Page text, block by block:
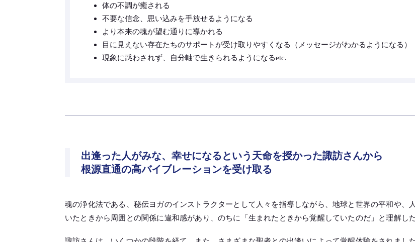
体の不調が癒される
不要な信念、思い込みを手放せるようになる
より本来の魂が望む通りに導かれる
目に見えない存在たちのサポートが受け取りやすくなる（メッセージがわかるようになる）
現象に惑わされず、自分軸で生きられるようになるetc.
出逢った人がみな、幸せになるという天命を授かった諏訪さんから
根源直通の高バイブレーションを受け取る
魂の浄化法である、秘伝ヨガのインストラクターとして人々を指導しながら、地球と世界の平和や
いたときから周囲との関係に違和感があり、のちに「生まれたときから覚醒していたのだ」と理解した